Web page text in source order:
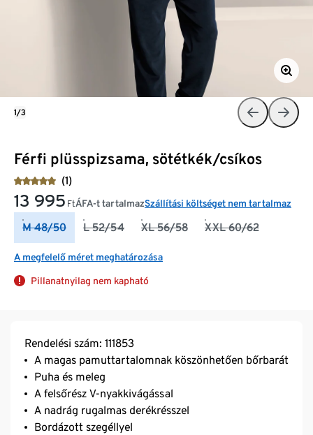
Férfi plüsspizsama, sötétkék/csíkos
(1)
13 995 FtÁFA-t tartalmazSzállítási költséget nem tartalmaz
M 48/50 L 52/54 XL 56/58 XXL 60/62
A megfelelő méret meghatározása
Pillanatnyilag nem kapható
1/3
Rendelési szám: 111853
A magas pamuttartalomnak köszönhetően bőrbarát
Puha és meleg
A felsőrész V-nyakkivágással
A nadrág rugalmas derékrésszel
Bordázott szegéllyel